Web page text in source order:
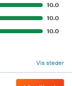
10.0
10.0
10.0
Vis steder